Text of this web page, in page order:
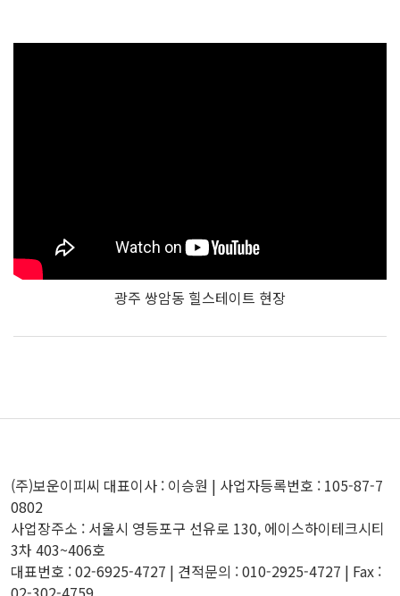
광주 쌍암동 힐스테이트 현장
(주)보운이피씨 대표이사 : 이승원 | 사업자등록번호 : 105-87-7
0802
사업장주소 : 서울시 영등포구 선유로 130, 에이스하이테크시티
3차 403~406호
대표번호 : 02-6925-4727 | 견적문의 : 010-2925-4727 | Fax :